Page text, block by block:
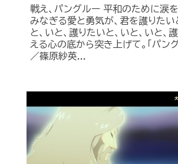
戦え、パングルー 平和のために涙
みなぎる愛と勇気が、君を護りたい
と、いと、護りたいと、いと、いと、
える心の底から突き上げて。「パン
／篠原紗英...